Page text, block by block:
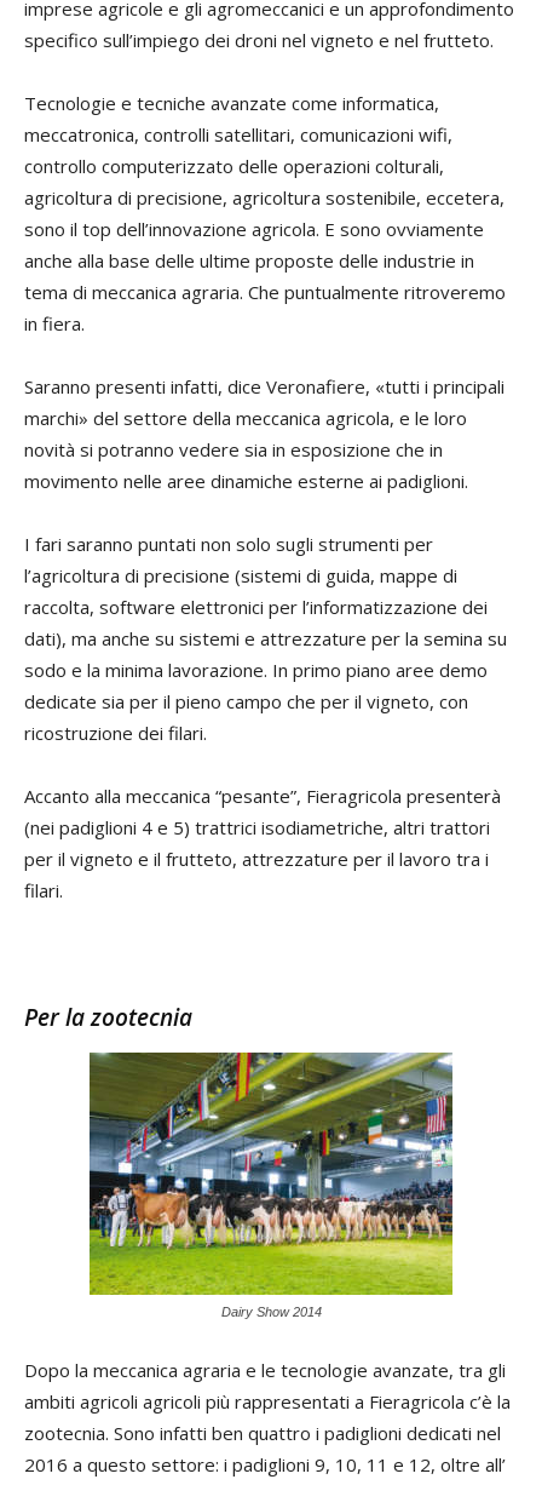
imprese agricole e gli agromeccanici e un approfondimento
specifico sull’impiego dei droni nel vigneto e nel frutteto.
Tecnologie e tecniche avanzate come informatica,
meccatronica, controlli satellitari, comunicazioni wifi,
controllo computerizzato delle operazioni colturali,
agricoltura di precisione, agricoltura sostenibile, eccetera,
sono il top dell’innovazione agricola. E sono ovviamente
anche alla base delle ultime proposte delle industrie in
tema di meccanica agraria. Che puntualmente ritroveremo
in fiera.
Saranno presenti infatti, dice Veronafiere, «tutti i principali
marchi» del settore della meccanica agricola, e le loro
novità si potranno vedere sia in esposizione che in
movimento nelle aree dinamiche esterne ai padiglioni.
I fari saranno puntati non solo sugli strumenti per
l’agricoltura di precisione (sistemi di guida, mappe di
raccolta, software elettronici per l’informatizzazione dei
dati), ma anche su sistemi e attrezzature per la semina su
sodo e la minima lavorazione. In primo piano aree demo
dedicate sia per il pieno campo che per il vigneto, con
ricostruzione dei filari.
Accanto alla meccanica “pesante”, Fieragricola presenterà
(nei padiglioni 4 e 5) trattrici isodiametriche, altri trattori
per il vigneto e il frutteto, attrezzature per il lavoro tra i
filari.
Per la zootecnia
Dairy Show 2014
Dopo la meccanica agraria e le tecnologie avanzate, tra gli
ambiti agricoli agricoli più rappresentati a Fieragricola c’è la
zootecnia. Sono infatti ben quattro i padiglioni dedicati nel
2016 a questo settore: i padiglioni 9, 10, 11 e 12, oltre all’